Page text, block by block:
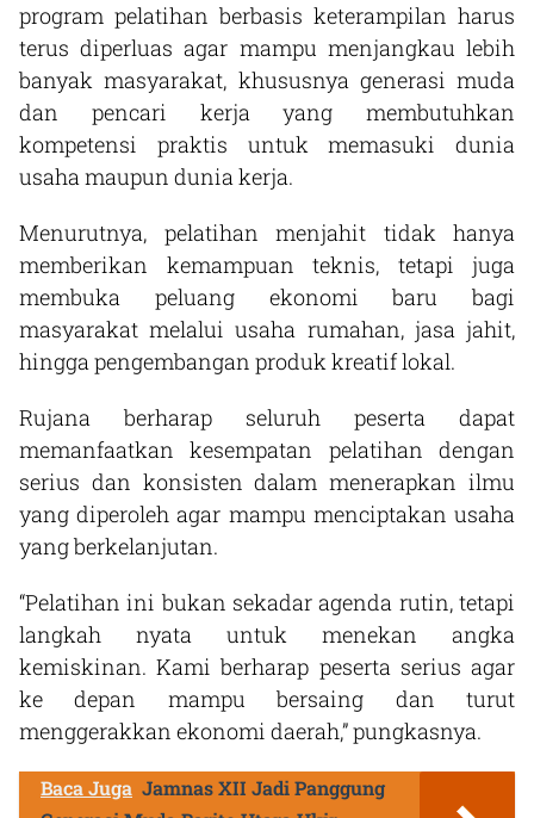
program pelatihan berbasis keterampilan harus
terus diperluas agar mampu menjangkau lebih
banyak masyarakat, khususnya generasi muda
dan pencari kerja yang membutuhkan
kompetensi praktis untuk memasuki dunia
usaha maupun dunia kerja.
Menurutnya, pelatihan menjahit tidak hanya
memberikan kemampuan teknis, tetapi juga
membuka peluang ekonomi baru bagi
masyarakat melalui usaha rumahan, jasa jahit,
hingga pengembangan produk kreatif lokal.
Rujana berharap seluruh peserta dapat
memanfaatkan kesempatan pelatihan dengan
serius dan konsisten dalam menerapkan ilmu
yang diperoleh agar mampu menciptakan usaha
yang berkelanjutan.
“Pelatihan ini bukan sekadar agenda rutin, tetapi
langkah nyata untuk menekan angka
kemiskinan. Kami berharap peserta serius agar
ke depan mampu bersaing dan turut
menggerakkan ekonomi daerah,” pungkasnya.
Baca Juga Jamnas XII Jadi Panggung